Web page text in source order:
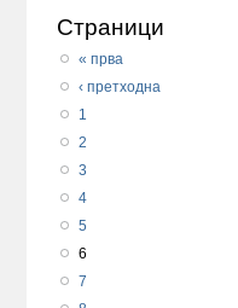
Страници
« прва
‹ претходна
1
2
3
4
5
6
7